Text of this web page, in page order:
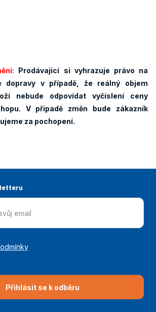
Prodávající si vyhrazuje právo na
dopravy v případě, že reálný objem
nebude odpovídat vyčíslení ceny
V případě změn bude zákazník
za pochopení.
Přihlásit se k odběru